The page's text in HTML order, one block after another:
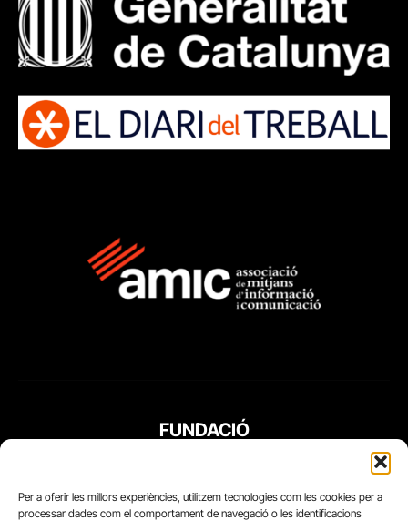
Per a oferir les millors experiències, utilitzem tecnologies com les cookies per a
processar dades com el comportament de navegació o les identificacions
FUNDACIÓ